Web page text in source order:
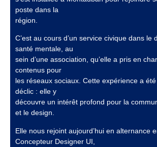
poste dans la
région.
C’est au cours d’un service civique dans le
santé mentale, au
sein d’une association, qu’elle a pris en
contenus pour
les réseaux sociaux. Cette expérience a
déclic : elle y
découvre un intérêt profond pour la
et le design.
Elle nous rejoint aujourd’hui en alternance
Concepteur Designer UI,